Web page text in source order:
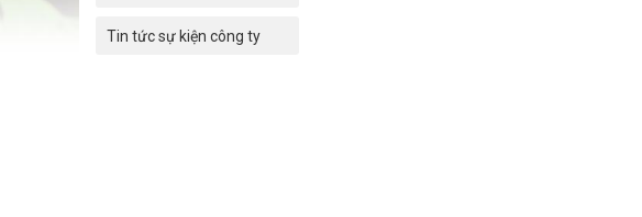
Tin tức sự kiện công ty